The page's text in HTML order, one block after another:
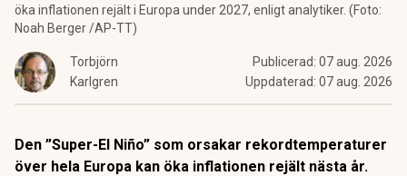
öka inflationen rejält i Europa under 2027, enligt analytiker. (Foto:
Noah Berger /AP-TT)
Torbjörn
Karlgren
Publicerad: 07 aug. 2026
Uppdaterad: 07 aug. 2026
Den ”Super-El Niño” som orsakar rekordtemperaturer
över hela Europa kan öka inflationen rejält nästa år.